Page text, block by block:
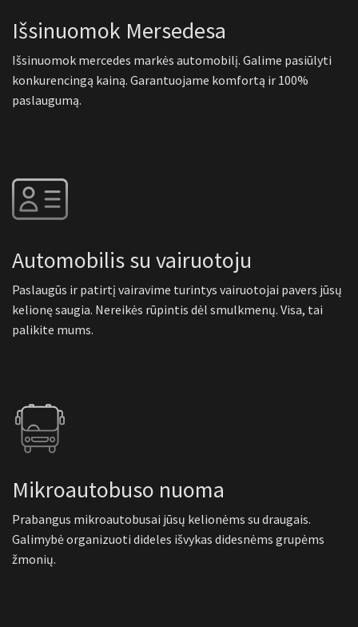
Išsinuomok Mersedesa
Išsinuomok mercedes markės automobilį. Galime pasiūlyti
konkurencingą kainą. Garantuojame komfortą ir 100%
paslaugumą.
Automobilis su vairuotoju
Paslaugūs ir patirtį vairavime turintys vairuotojai pavers jūsų
kelionę saugia. Nereikės rūpintis dėl smulkmenų. Visa, tai
palikite mums.
Mikroautobuso nuoma
Prabangus mikroautobusai jūsų kelionėms su draugais.
Galimybė organizuoti dideles išvykas didesnėms grupėms
žmonių.